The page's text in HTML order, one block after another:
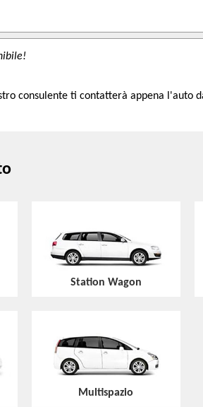
consulente ti contatterà appena l'auto
Station Wagon
Multispazio